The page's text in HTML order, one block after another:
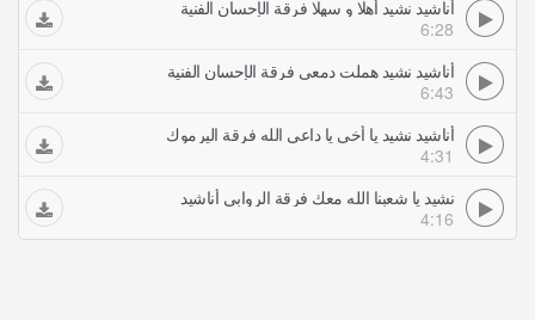
أناشيد نشيد أهلا و سهلا فرقة الإحسان الفنية
6:28
أناشيد نشيد هملت دمعي فرقة الإحسان الفنية
6:43
أناشيد نشيد يا أخي يا داعي الله فرقة اليرموك
4:31
نشيد يا شعبنا الله معك فرقة الروابي أناشيد
4:16